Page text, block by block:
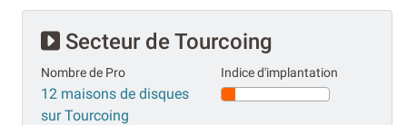
Secteur de Tourcoing
Nombre de Pro
12 maisons de disques
sur Tourcoing
Indice d'implantation